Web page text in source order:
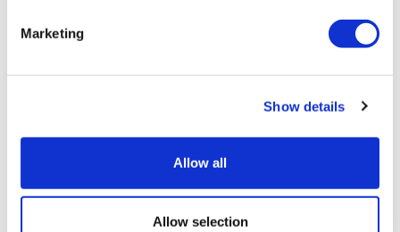
Marketing
Show details
Allow all
Allow selection
Hampton Court Palace - Billetes
Explora la extravagante casa de Enrique VIII
Catedral de San Pablo
Descubre la rica historia Tudor y barroca